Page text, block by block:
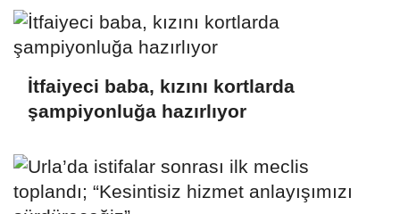
İtfaiyeci baba, kızını kortlarda
şampiyonluğa hazırlıyor